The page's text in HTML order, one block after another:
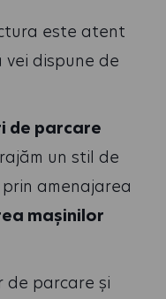
este atent
dispune de
de parcare
un stil de
amenajarea
mașinilor
de parcare și